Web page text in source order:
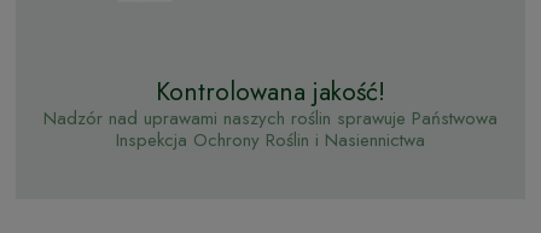
Kontrolowana jakość!
Nadzór nad uprawami naszych roślin sprawuje Państwowa
Inspekcja Ochrony Roślin i Nasiennictwa